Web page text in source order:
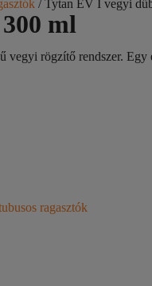
/ Tytan EV I vegyi
ml
rögzítő rendszer.
ragasztók